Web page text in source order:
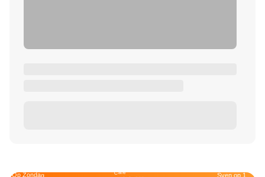
Op Zondag Café Sven op 1